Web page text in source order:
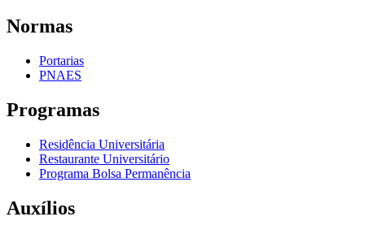
Normas
Portarias
PNAES
Programas
Residência Universitária
Restaurante Universitário
Programa Bolsa Permanência
Auxílios